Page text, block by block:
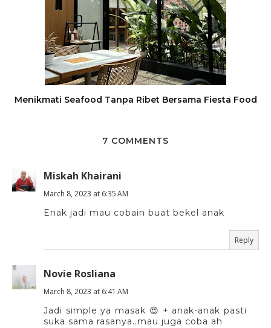
Menikmati Seafood Tanpa Ribet Bersama Fiesta Food
7 COMMENTS
Miskah Khairani
March 8, 2023 at 6:35 AM
Enak jadi mau cobain buat bekel anak
Reply
Novie Rosliana
March 8, 2023 at 6:41 AM
Jadi simple ya masak 😍 + anak-anak pasti
suka sama rasanya..mau juga coba ah